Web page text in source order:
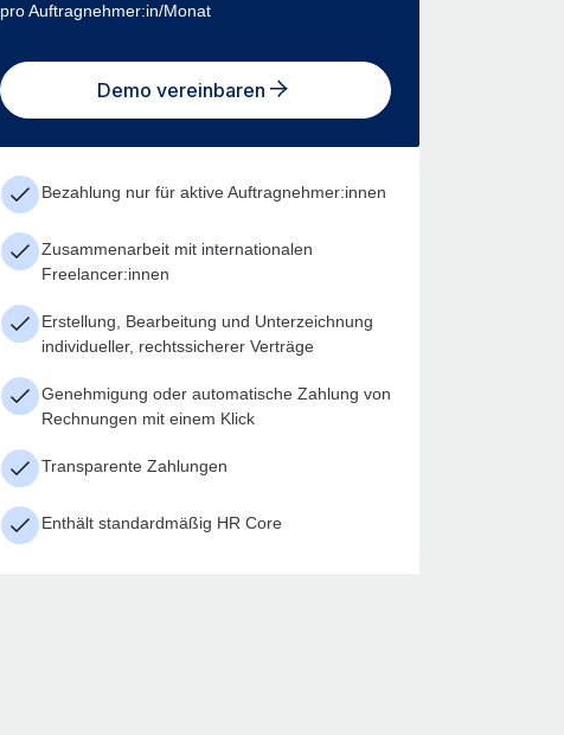
pro Auftragnehmer:in/Monat
Demo vereinbaren
Bezahlung nur für aktive Auftragnehmer:innen
Zusammenarbeit mit internationalen
Freelancer:innen
Erstellung, Bearbeitung und Unterzeichnung
individueller, rechtssicherer Verträge
Genehmigung oder automatische Zahlung von
Rechnungen mit einem Klick
Transparente Zahlungen
Enthält standardmäßig HR Core